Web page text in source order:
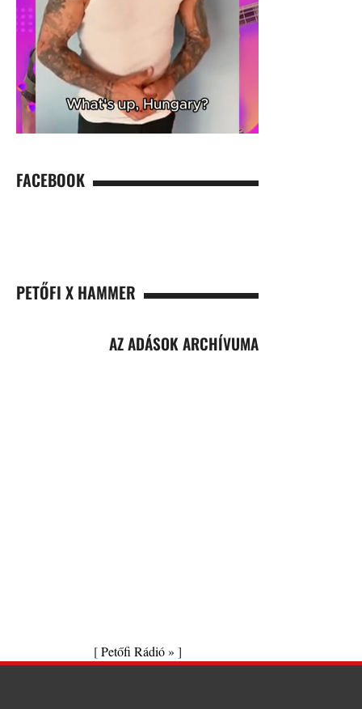
FACEBOOK
PETŐFI X HAMMER
AZ ADÁSOK ARCHÍVUMA
[Petőfi Rádió » ]